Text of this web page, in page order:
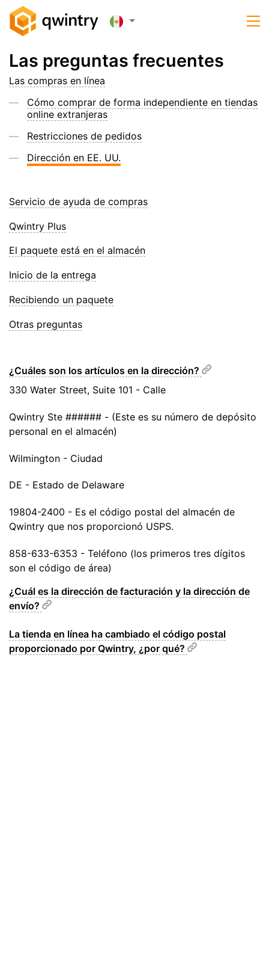
Las preguntas frecuentes
Las compras en línea
Cómo comprar de forma independiente en tiendas
online extranjeras
Restricciones de pedidos
Dirección en EE. UU.
Servicio de ayuda de compras
Qwintry Plus
El paquete está en el almacén
Inicio de la entrega
Recibiendo un paquete
Otras preguntas
¿Cuáles son los artículos en la dirección?
330 Water Street, Suite 101 - Calle
Qwintry Ste ###### - (Este es su número de depósito
personal en el almacén)
Wilmington - Ciudad
DE - Estado de Delaware
19804-2400 - Es el código postal del almacén de
Qwintry que nos proporcionó USPS.
858-633-6353 - Teléfono (los primeros tres dígitos
son el código de área)
¿Cuál es la dirección de facturación y la dirección de
envío?
La tienda en línea ha cambiado el código postal
proporcionado por Qwintry, ¿por qué?